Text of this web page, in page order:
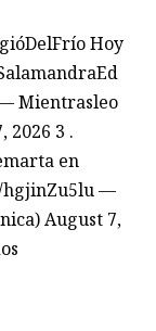
Hoy
Mientrasleo
2026 3 .
en
hgjinZu5lu —
August 7,